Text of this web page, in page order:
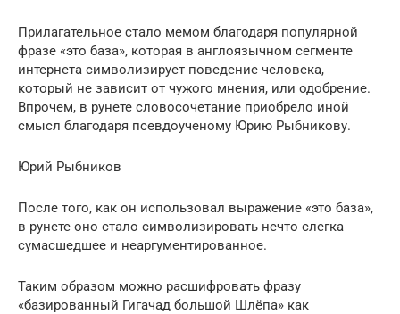
Прилагательное стало мемом благодаря популярной
фразе «это база», которая в англоязычном сегменте
интернета символизирует поведение человека,
который не зависит от чужого мнения, или одобрение.
Впрочем, в рунете словосочетание приобрело иной
смысл благодаря псевдоученому Юрию Рыбникову.
Юрий Рыбников
После того, как он использовал выражение «это база»,
в рунете оно стало символизировать нечто слегка
сумасшедшее и неаргументированное.
Таким образом можно расшифровать фразу
«базированный Гигачад большой Шлёпа» как